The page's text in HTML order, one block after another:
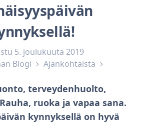
5. joulukuuta 2019
Blogi
Ajankohtaista
terveydenhuolto,
ruoka ja vapaa sana.
kynnyksellä on hyvä